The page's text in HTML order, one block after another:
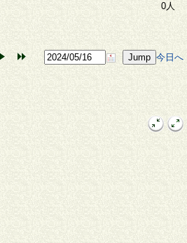
0人
今日へ